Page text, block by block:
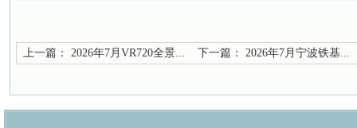
上一篇： 2026年7月VR720全景... 下一篇： 2026年7月宁波铁基...